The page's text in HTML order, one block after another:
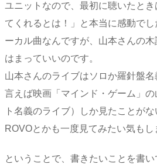
ユニットなので、最初に聴いたと
てくれるとは！」と本当に感動で
ーカル曲なんですが、山本さんの木
はまっていいのです。
山本さんのライブはソロか羅針盤名
言えば映画「マインド・ゲーム」
ト名義のライブ）しか見たことが
ROVOとかも一度見てみたい気もし
ということで、書きたいことを書